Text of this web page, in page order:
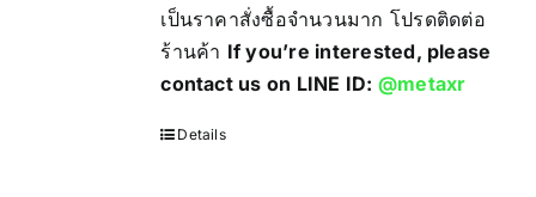
เป็นราคาสั่งซื้อจำนวนมาก โปรดติดต่อ
ร้านค้า If you’re interested, please
contact us on LINE ID: @metaxr
Details